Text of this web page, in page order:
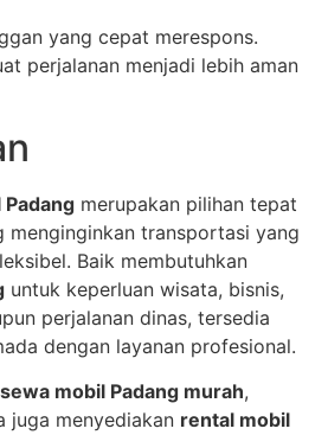
yang cepat merespons.
perjalanan menjadi lebih aman
merupakan pilihan tepat
menginginkan transportasi yang
Baik membutuhkan
untuk keperluan wisata, bisnis,
perjalanan dinas, tersedia
dengan layanan profesional.
sewa mobil Padang murah,
juga menyediakan rental mobil